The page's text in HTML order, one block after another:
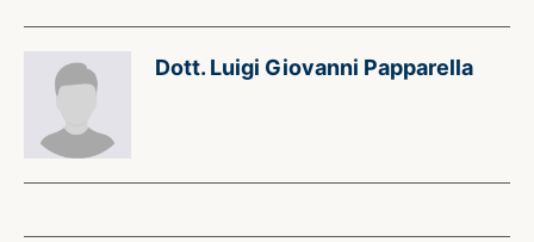
Dott. Luigi Giovanni Papparella